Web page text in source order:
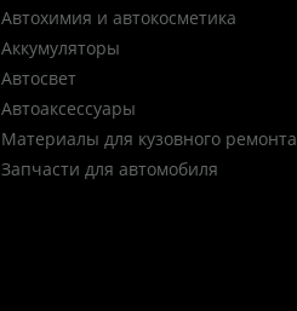
Автохимия и автокосметика
Аккумуляторы
Автосвет
Автоаксессуары
Материалы для кузовного ремонта
Запчасти для автомобиля